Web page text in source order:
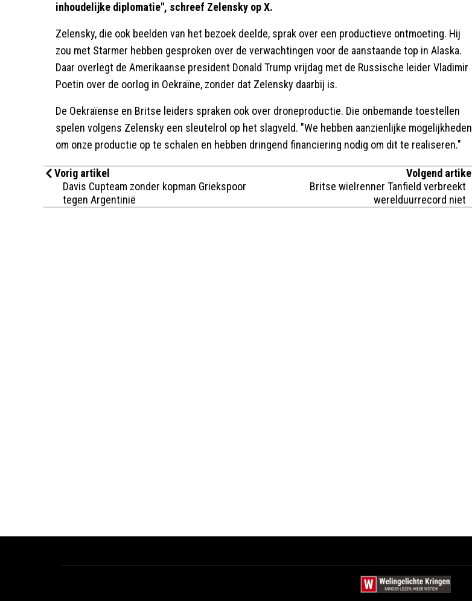
inhoudelijke diplomatie", schreef Zelensky op X.
Zelensky, die ook beelden van het bezoek deelde, sprak over een productieve ontmoeting. Hij
zou met Starmer hebben gesproken over de verwachtingen voor de aanstaande top in Alaska.
Daar overlegt de Amerikaanse president Donald Trump vrijdag met de Russische leider Vladimir
Poetin over de oorlog in Oekraïne, zonder dat Zelensky daarbij is.
De Oekraïense en Britse leiders spraken ook over droneproductie. Die onbemande toestellen
spelen volgens Zelensky een sleutelrol op het slagveld. "We hebben aanzienlijke mogelijkheden
om onze productie op te schalen en hebben dringend financiering nodig om dit te realiseren."
Vorig artikel
Davis Cupteam zonder kopman Griekspoor
tegen Argentinië
Volgend artikel
Britse wielrenner Tanfield verbreekt
werelduurrecord niet